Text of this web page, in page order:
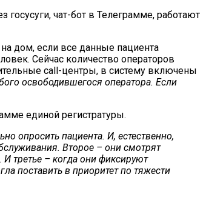
госусуги, чат-бот в Телеграмме, работают
дом, если все данные пациента
Сейчас количество операторов
call-центры, в систему включены
освободившегося оператора. Если
единой регистратуры.
опросить пациента. И, естественно,
Второе – они смотрят
третье – когда они фиксируют
поставить в приоритет по тяжести